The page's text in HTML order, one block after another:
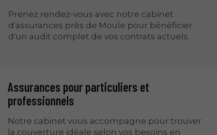
Prenez rendez-vous avec notre cabinet
d'assurances près de Moule pour bénéficier
d'un audit complet de vos contrats actuels.
Assurances pour particuliers et
professionnels
Notre cabinet vous accompagne pour trouver
la couverture idéale selon vos besoins en